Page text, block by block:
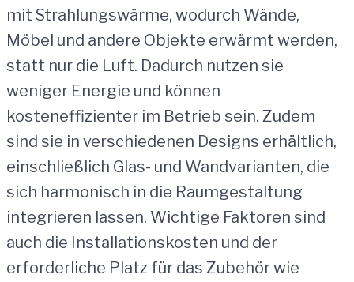
mit Strahlungswärme, wodurch Wände,
Möbel und andere Objekte erwärmt werden,
statt nur die Luft. Dadurch nutzen sie
weniger Energie und können
kosteneffizienter im Betrieb sein. Zudem
sind sie in verschiedenen Designs erhältlich,
einschließlich Glas- und Wandvarianten, die
sich harmonisch in die Raumgestaltung
integrieren lassen. Wichtige Faktoren sind
auch die Installationskosten und der
erforderliche Platz für das Zubehör wie